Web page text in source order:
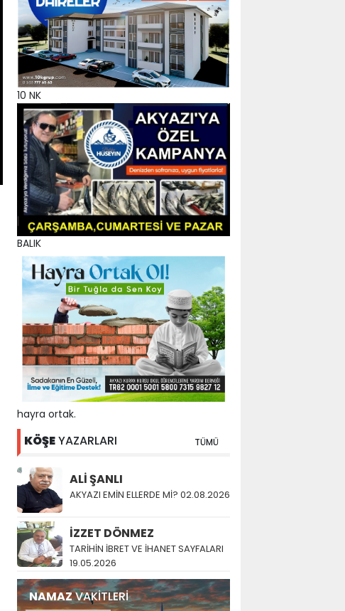
10 NK
BALIK
hayra ortak.
KÖŞEYAZARLARI TÜMÜ
ALİ ŞANLI
AKYAZI EMİN ELLERDE Mİ? 02.08.2026
İZZET DÖNMEZ
TARİHİN İBRET VE İHANET SAYFALARI
19.05.2026
NAMAZVAKİTLERİ